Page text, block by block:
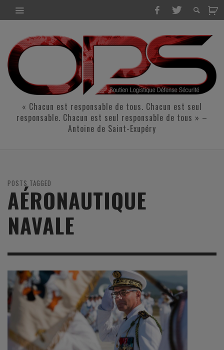
« Chacun est responsable de tous. Chacun est seul
responsable. Chacun est seul responsable de tous » –
Antoine de Saint-Exupéry
POSTS TAGGED
AÉRONAUTIQUE
NAVALE